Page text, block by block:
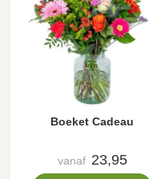
Boeket Cadeau
vanaf 23,95